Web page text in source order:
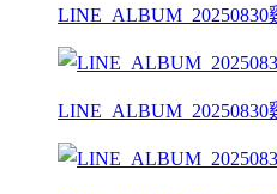
LINE_ALBUM_20250830
LINE_ALBUM_20250830